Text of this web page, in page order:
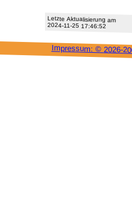
Letzte Aktu­alisie­rung am
2024-11-25 17:46:52
Impressum: © 2026-